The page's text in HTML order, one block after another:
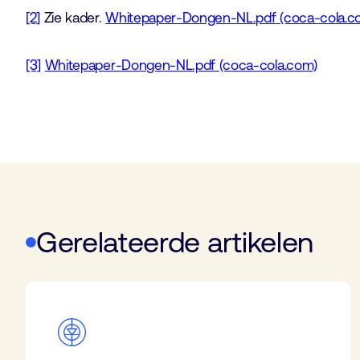
[2] Zie kader.Whitepaper-Dongen-NL.pdf (coca-
[3] Whitepaper-Dongen-NL.pdf (coca-cola.com)
Gerelateerde artikelen